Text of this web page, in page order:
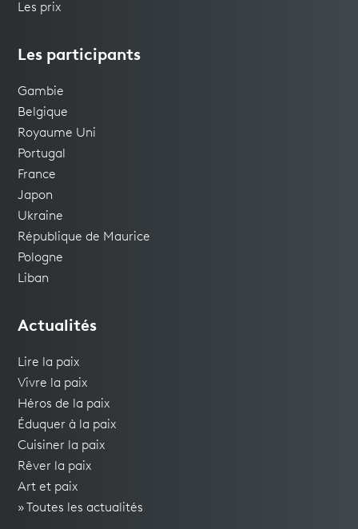
Les prix
Les participants
Gambie
Belgique
Royaume Uni
Portugal
France
Japon
Ukraine
République de Maurice
Pologne
Liban
Actualités
Lire la paix
Vivre la paix
Héros de la paix
Éduquer à la paix
Cuisiner la paix
Rêver la paix
Art et paix
» Toutes les actualités